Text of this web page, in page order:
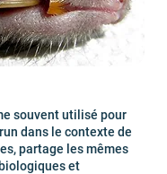
souvent utilisé pour
dans le contexte de
partage les mêmes
et